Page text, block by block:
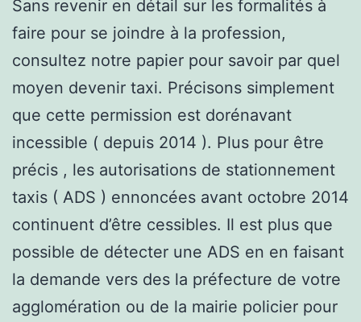
Sans revenir en détail sur les formalités à
faire pour se joindre à la profession,
consultez notre papier pour savoir par quel
moyen devenir taxi. Précisons simplement
que cette permission est dorénavant
incessible ( depuis 2014 ). Plus pour être
précis , les autorisations de stationnement
taxis ( ADS ) ennoncées avant octobre 2014
continuent d’être cessibles. Il est plus que
possible de détecter une ADS en en faisant
la demande vers des la préfecture de votre
agglomération ou de la mairie policier pour